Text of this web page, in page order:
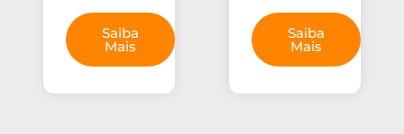
Saiba
Mais
Saiba
Mais